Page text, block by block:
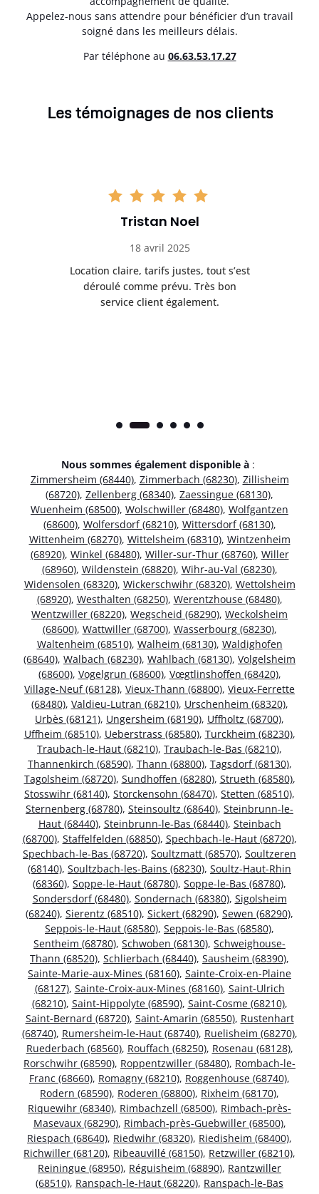
Appelez-nous sans attendre pour bénéficier d’un travail
soigné dans les meilleurs délais.
Par téléphone au 06.63.53.17.27
Les témoignages de nos clients
Tristan Noel
18 avril 2025
Location claire, tarifs justes, tout s’est
déroulé comme prévu. Très bon
service client également.
Nous sommes également disponible à :
Zimmersheim (68440), Zimmerbach (68230), Zillisheim
(68720), Zellenberg (68340), Zaessingue (68130),
Wuenheim (68500), Wolschwiller (68480), Wolfgantzen
(68600), Wolfersdorf (68210), Wittersdorf (68130),
Wittenheim (68270), Wittelsheim (68310), Wintzenheim
(68920), Winkel (68480), Willer-sur-Thur (68760), Willer
(68960), Wildenstein (68820), Wihr-au-Val (68230),
Widensolen (68320), Wickerschwihr (68320), Wettolsheim
(68920), Westhalten (68250), Werentzhouse (68480),
Wentzwiller (68220), Wegscheid (68290), Weckolsheim
(68600), Wattwiller (68700), Wasserbourg (68230),
Waltenheim (68510), Walheim (68130), Waldighofen
(68640), Walbach (68230), Wahlbach (68130), Volgelsheim
(68600), Vogelgrun (68600), Vœgtlinshoffen (68420),
Village-Neuf (68128), Vieux-Thann (68800), Vieux-Ferrette
(68480), Valdieu-Lutran (68210), Urschenheim (68320),
Urbès (68121), Ungersheim (68190), Uffholtz (68700),
Uffheim (68510), Ueberstrass (68580), Turckheim (68230),
Traubach-le-Haut (68210), Traubach-le-Bas (68210),
Thannenkirch (68590), Thann (68800), Tagsdorf (68130),
Tagolsheim (68720), Sundhoffen (68280), Strueth (68580),
Stosswihr (68140), Storckensohn (68470), Stetten (68510),
Sternenberg (68780), Steinsoultz (68640), Steinbrunn-le-
Haut (68440), Steinbrunn-le-Bas (68440), Steinbach
(68700), Staffelfelden (68850), Spechbach-le-Haut (68720),
Spechbach-le-Bas (68720), Soultzmatt (68570), Soultzeren
(68140), Soultzbach-les-Bains (68230), Soultz-Haut-Rhin
(68360), Soppe-le-Haut (68780), Soppe-le-Bas (68780),
Sondersdorf (68480), Sondernach (68380), Sigolsheim
(68240), Sierentz (68510), Sickert (68290), Sewen (68290),
Seppois-le-Haut (68580), Seppois-le-Bas (68580),
Sentheim (68780), Schwoben (68130), Schweighouse-
Thann (68520), Schlierbach (68440), Sausheim (68390),
Sainte-Marie-aux-Mines (68160), Sainte-Croix-en-Plaine
(68127), Sainte-Croix-aux-Mines (68160), Saint-Ulrich
(68210), Saint-Hippolyte (68590), Saint-Cosme (68210),
Saint-Bernard (68720), Saint-Amarin (68550), Rustenhart
(68740), Rumersheim-le-Haut (68740), Ruelisheim (68270),
Ruederbach (68560), Rouffach (68250), Rosenau (68128),
Rorschwihr (68590), Roppentzwiller (68480), Rombach-le-
Franc (68660), Romagny (68210), Roggenhouse (68740),
Rodern (68590), Roderen (68800), Rixheim (68170),
Riquewihr (68340), Rimbachzell (68500), Rimbach-près-
Masevaux (68290), Rimbach-près-Guebwiller (68500),
Riespach (68640), Riedwihr (68320), Riedisheim (68400),
Richwiller (68120), Ribeauvillé (68150), Retzwiller (68210),
Reiningue (68950), Réguisheim (68890), Rantzwiller
(68510), Ranspach-le-Haut (68220), Ranspach-le-Bas